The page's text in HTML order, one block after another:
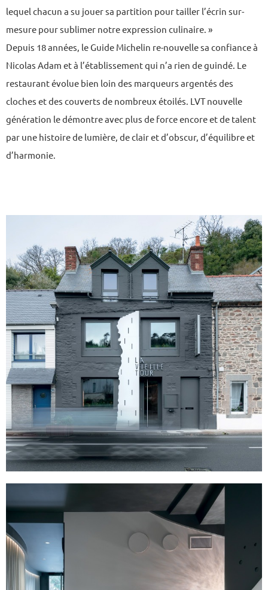
lequel chacun a su jouer sa partition pour tailler l’écrin sur-
mesure pour sublimer notre expression culinaire. »
Depuis 18 années, le Guide Michelin re-nouvelle sa confiance à
Nicolas Adam et à l’établissement qui n’a rien de guindé. Le
restaurant évolue bien loin des marqueurs argentés des
cloches et des couverts de nombreux étoilés. LVT nouvelle
génération le démontre avec plus de force encore et de talent
par une histoire de lumière, de clair et d’obscur, d’équilibre et
d’harmonie.